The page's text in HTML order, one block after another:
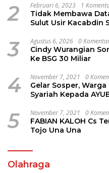
2 Februari 6, 2023 1
Tidak Membawa
Sulut Usir Kacabdin
3 Agustus 6, 2026 0
Cindy Wurangian
Ke BSG 30 Miliar
4 November 7, 2021 0
Gelar Sosper,
Syariah Kepada
5 November 7, 2021 0
FABIAN KALOH Cs
Tojo Una Una
Olahraga